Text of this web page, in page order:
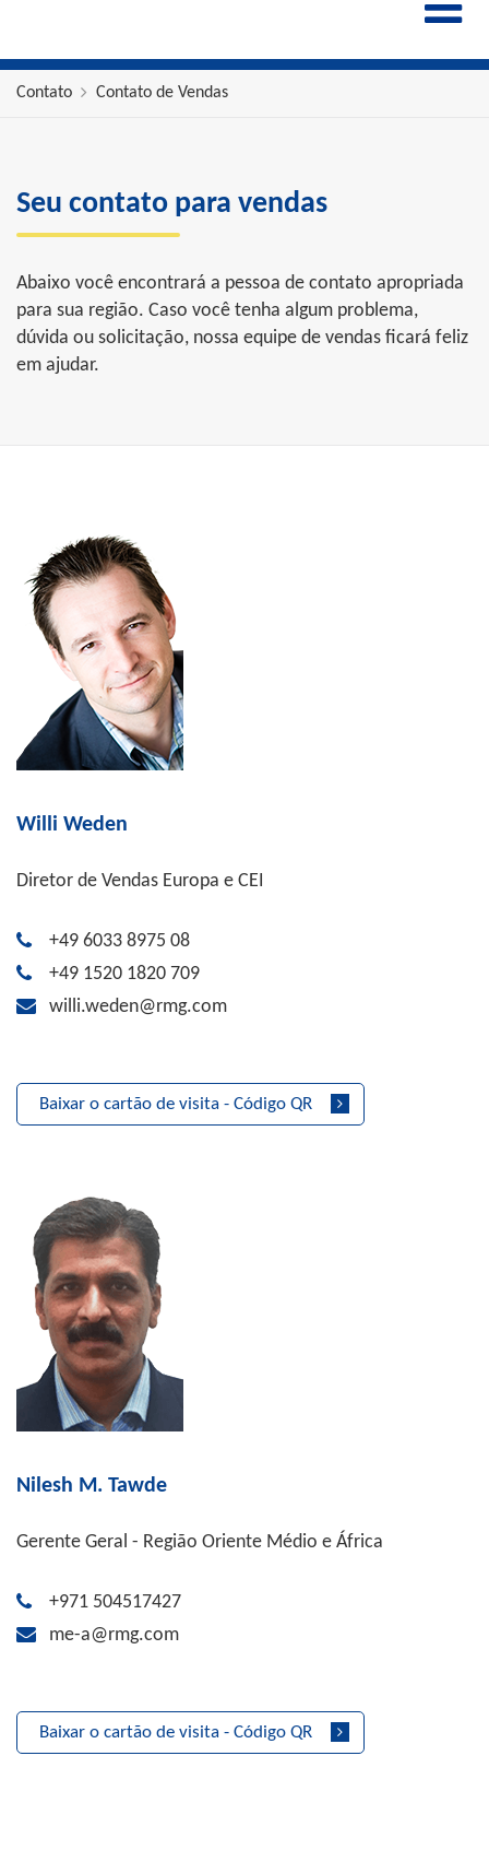
Contato Contato de Vendas
Seu contato para vendas
Abaixo você encontrará a pessoa de contato apropriada
para sua região. Caso você tenha algum problema,
dúvida ou solicitação, nossa equipe de vendas ficará feliz
em ajudar.
Willi Weden
Diretor de Vendas Europa e CEI
+49 6033 8975 08
+49 1520 1820 709
willi.weden@rmg.com
Baixar o cartão de visita - Código QR
Nilesh M. Tawde
Gerente Geral - Região Oriente Médio e África
+971 504517427
me-a@rmg.com
Baixar o cartão de visita - Código QR